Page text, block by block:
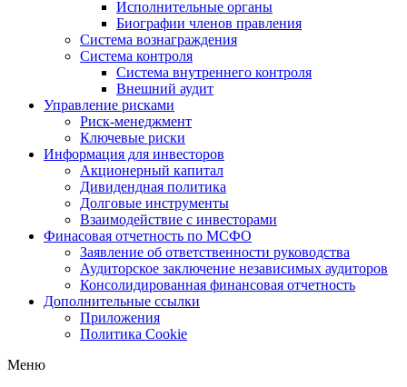
Исполнительные органы
Биографии членов правления
Система вознаграждения
Система контроля
Система внутреннего контроля
Внешний аудит
Управление рисками
Риск-менеджмент
Ключевые риски
Информация для инвесторов
Акционерный капитал
Дивидендная политика
Долговые инструменты
Взаимодействие с инвеcторами
Финасовая отчетность по МСФО
Заявление об ответственности руководства
Аудиторское заключение независимых аудиторов
Консолидированная финансовая отчетность
Дополнительные ссылки
Приложения
Политика Cookie
Меню